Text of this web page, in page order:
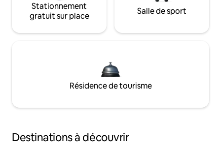
Stationnement
gratuit sur place
Salle de sport
Résidence de tourisme
Destinations à découvrir